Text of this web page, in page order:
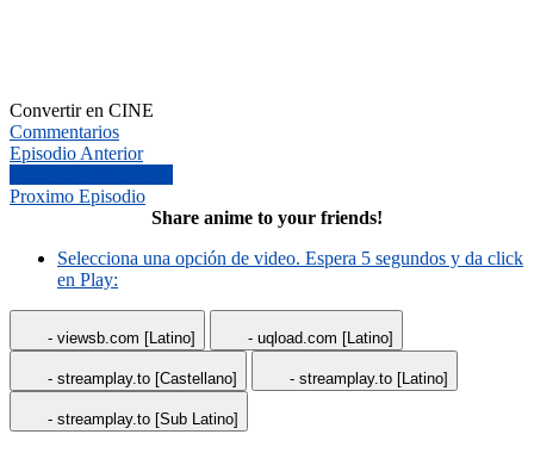
Convertir en CINE
Commentarios
Episodio Anterior
Proximo Episodio
Share anime to your friends!
Selecciona una opción de video. Espera 5 segundos y da click
en Play:
- viewsb.com [Latino] - uqload.com [Latino]
- streamplay.to [Castellano] - streamplay.to [Latino]
- streamplay.to [Sub Latino]